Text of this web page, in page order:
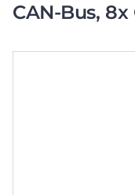
CAN-Bus,